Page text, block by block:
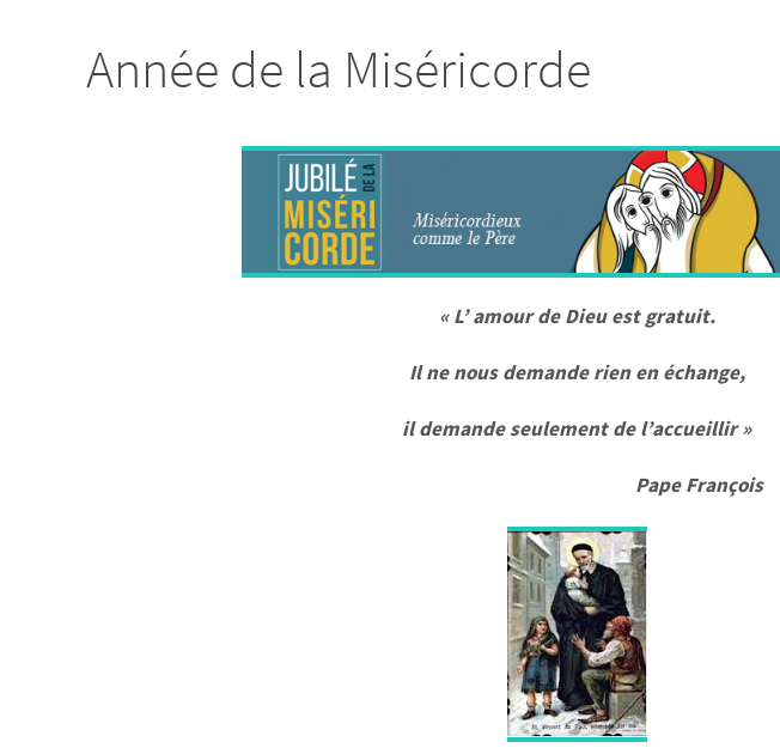
Année de la Miséricorde
« L’ amour de Dieu est gratuit.
Il ne nous demande rien en échange,
il demande seulement de l’accueillir »
Pape François